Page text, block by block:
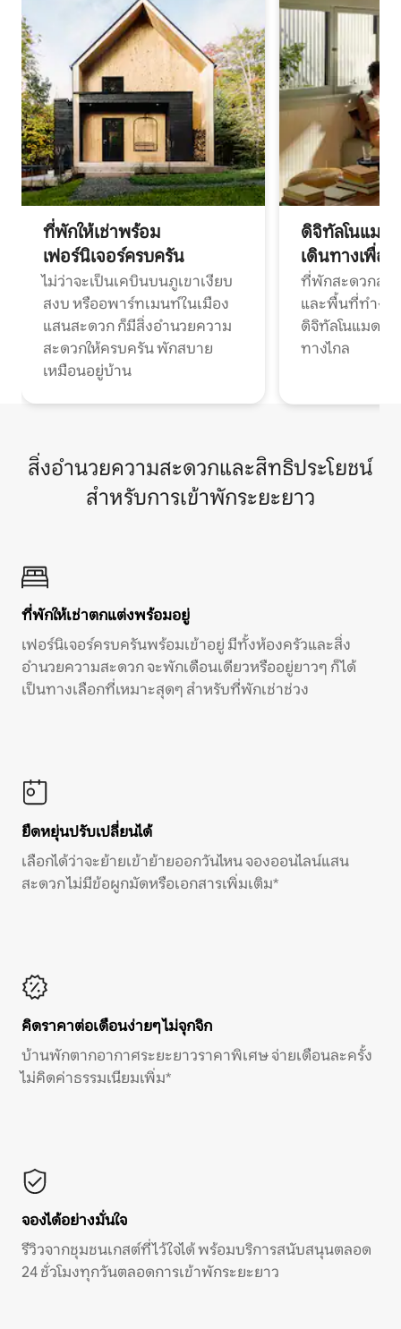
ที่พักให้เช่าพร้อม
เฟอร์นิเจอร์ครบครัน
ไม่ว่าจะเป็นเคบินบนภูเขาเงียบ
สงบ หรืออพาร์ทเมนท์ในเมือง
แสนสะดวก ก็มีสิ่งอำนวยความ
สะดวกให้ครบครัน พักสบาย
เหมือนอยู่บ้าน
ดิจิทัลโนแมด
เดินทางเพื่อ
ที่พักสะดวกสบ
และพื้นที่ทำงา
ดิจิทัลโนแมดแ
ทางไกล
สิ่งอำนวยความสะดวกและสิทธิประโยชน์
สำหรับการเข้าพักระยะยาว
ที่พักให้เช่าตกแต่งพร้อมอยู่
เฟอร์นิเจอร์ครบครันพร้อมเข้าอยู่ มีทั้งห้องครัวและสิ่ง
อำนวยความสะดวก จะพักเดือนเดียวหรืออยู่ยาวๆ ก็ได้
เป็นทางเลือกที่เหมาะสุดๆ สำหรับที่พักเช่าช่วง
ยืดหยุ่นปรับเปลี่ยนได้
เลือกได้ว่าจะย้ายเข้าย้ายออกวันไหน จองออนไลน์แสน
สะดวก ไม่มีข้อผูกมัดหรือเอกสารเพิ่มเติม*
คิดราคาต่อเดือนง่ายๆ ไม่จุกจิก
บ้านพักตากอากาศระยะยาวราคาพิเศษ จ่ายเดือนละครั้ง
ไม่คิดค่าธรรมเนียมเพิ่ม*
จองได้อย่างมั่นใจ
รีวิวจากชุมชนเกสต์ที่ไว้ใจได้ พร้อมบริการสนับสนุนตลอด
24 ชั่วโมงทุกวันตลอดการเข้าพักระยะยาว